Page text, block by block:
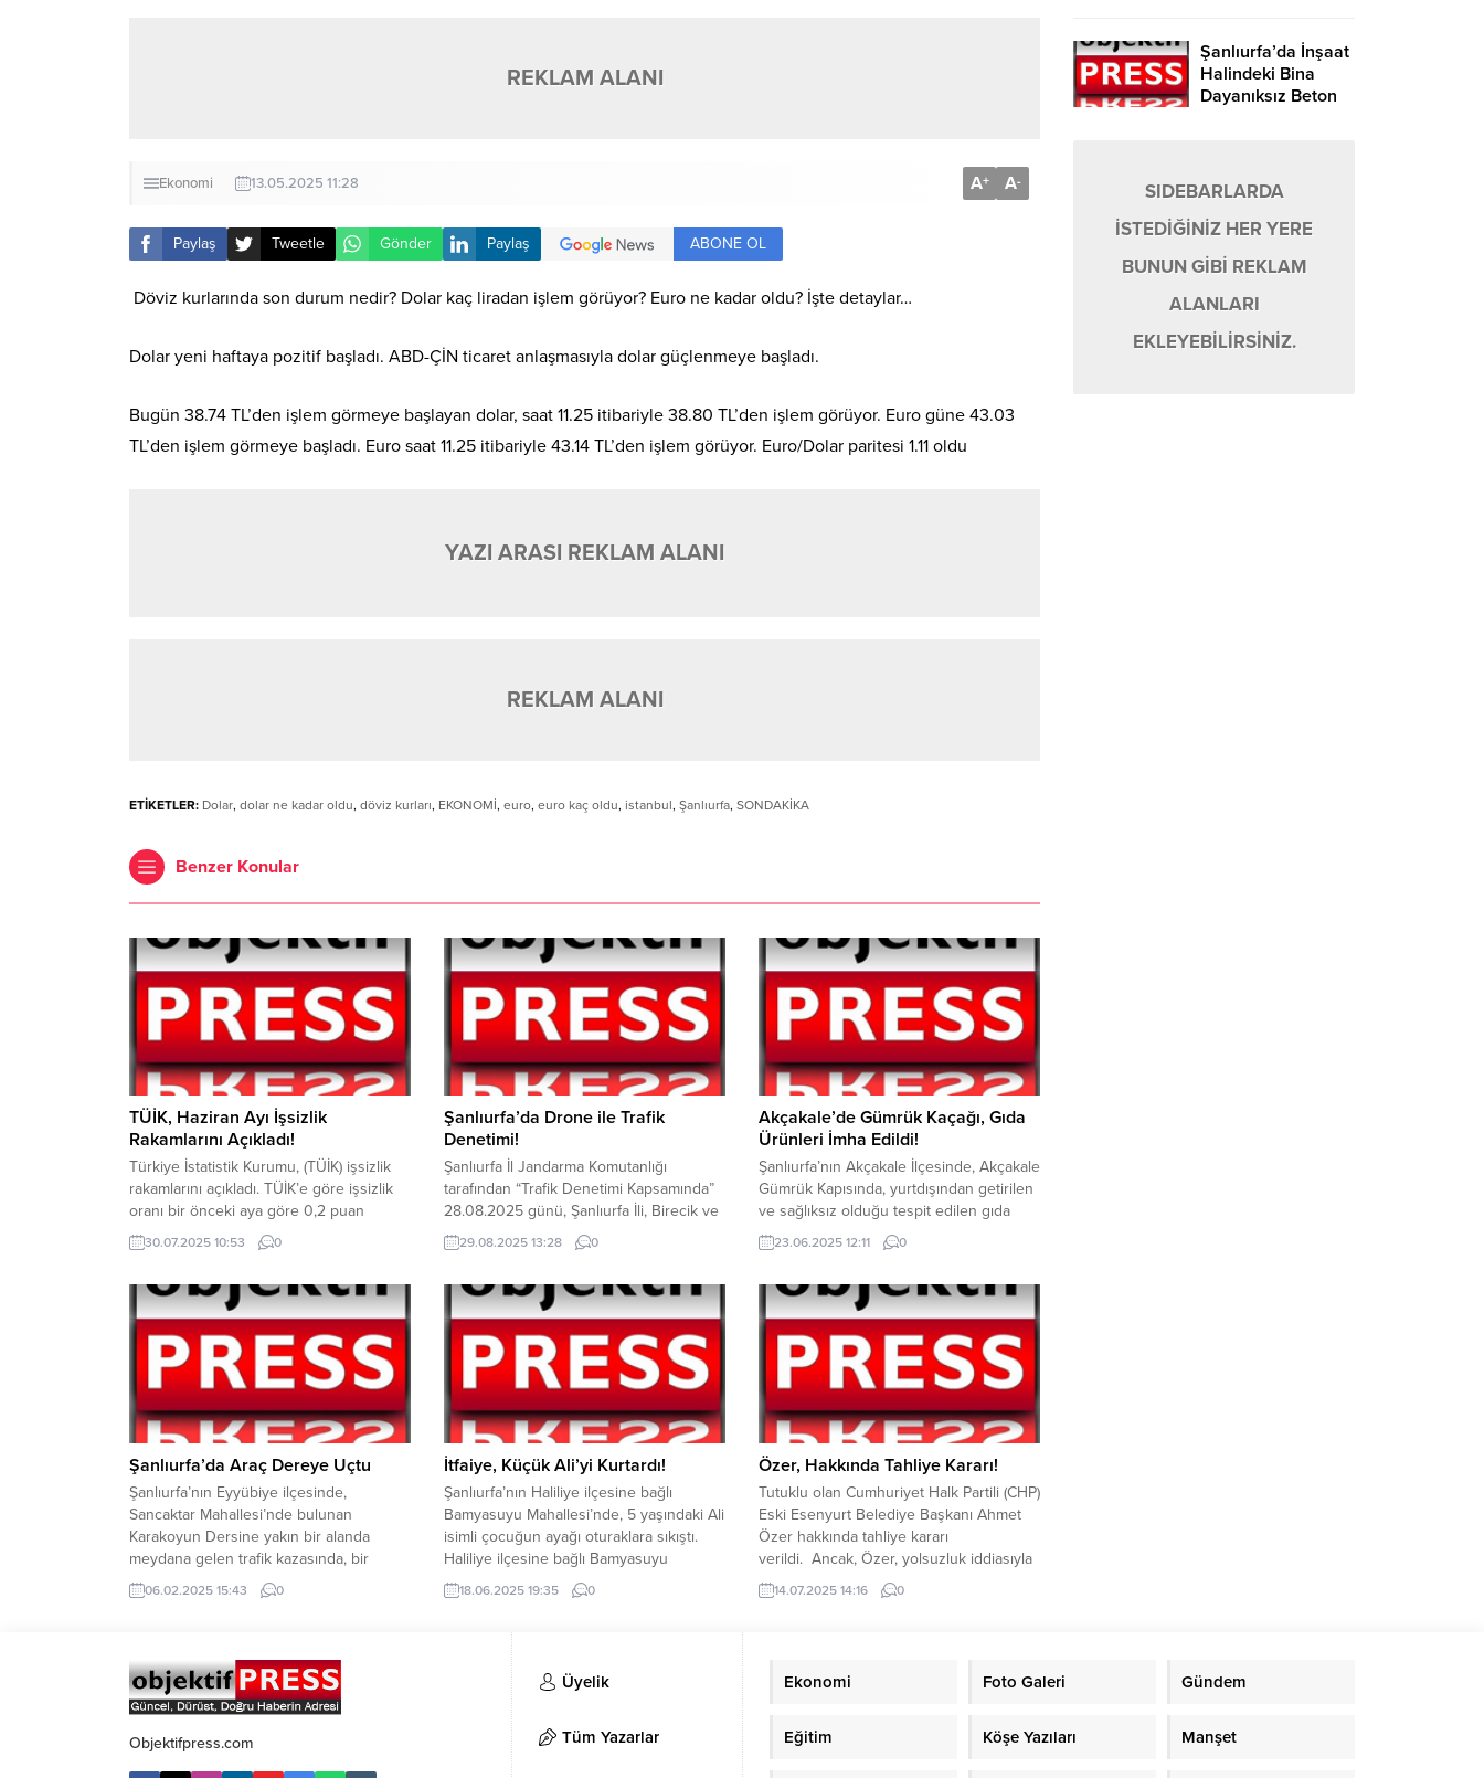
REKLAM ALANI
Ekonomi 13.05.2025 11:28 A+ A-
Paylaş Tweetle Gönder Paylaş ABONE OL
Döviz kurlarında son durum nedir? Dolar kaç liradan işlem görüyor? Euro ne kadar oldu? İşte detaylar…
Dolar yeni haftaya pozitif başladı. ABD-ÇİN ticaret anlaşmasıyla dolar güçlenmeye başladı.
Bugün 38.74 TL’den işlem görmeye başlayan dolar, saat 11.25 itibariyle 38.80 TL’den işlem görüyor. Euro güne 43.03
TL’den işlem görmeye başladı. Euro saat 11.25 itibariyle 43.14 TL’den işlem görüyor. Euro/Dolar paritesi 1.11 oldu
YAZI ARASI REKLAM ALANI
REKLAM ALANI
ETİKETLER: Dolar, dolar ne kadar oldu, döviz kurları, EKONOMİ, euro, euro kaç oldu, istanbul, Şanlıurfa, SONDAKİKA
Benzer Konular
TÜİK, Haziran Ayı İşsizlik
Rakamlarını Açıkladı!
Türkiye İstatistik Kurumu, (TÜİK) işsizlik
rakamlarını açıkladı. TÜİK’e göre işsizlik
oranı bir önceki aya göre 0,2 puan
artarak yüzde 8.6 seviyesine yükseldi.
TÜİK’e göre işsiz sayısı 52 bin kişi artarak
istihdam oranı yüzde 7.1 iken kadınlarda
ise bu oran yüzde 11.4 oldu
30.07.2025 10:53 0
Şanlıurfa’da Drone ile Trafik
Denetimi!
Şanlıurfa İl Jandarma Komutanlığı
tarafından “Trafik Denetimi Kapsamında”
28.08.2025 günü, Şanlıurfa İli, Birecik ve
Harran İlçelerinde, Trafik Şube
Müdürlüğü ekiplerince, drone ile
denetleme yapıldı. Yapılan denetleme
sonucunda; 142 Araç Sorgulandı, 9 Araca
İdare Para Cezası Uygulandı, 2 Araç ve 1
Sürücü Trafikten Men edildi. Şanlıurfa...
29.08.2025 13:28 0
Akçakale’de Gümrük Kaçağı, Gıda
Ürünleri İmha Edildi!
Şanlıurfa’nın Akçakale İlçesinde, Akçakale
Gümrük Kapısında, yurtdışından getirilen
ve sağlıksız olduğu tespit edilen gıda
maddeleri Akçakale Belediyesi zabıta
ekipleriyle birlikte imha edildi. Akçakale
Muhafaza ekipleri, yurt dışından kaçak
yollarla getirilen ve sağlıksız olduğu
tespit edilen gıda maddelerini imha etti.
Akçakale Belediyesi’nin, sosyal medya
hesabından yapılan...
23.06.2025 12:11 0
Şanlıurfa’da Araç Dereye Uçtu
Şanlıurfa’nın Eyyübiye ilçesinde,
Sancaktar Mahallesi’nde bulunan
Karakoyun Dersine yakın bir alanda
meydana gelen trafik kazasında, bir
vatandaş ve bir çocuk araçta sıkışarak
yaralandı. Olay yerine hızlı bir şekilde
ekiplerine teslim etti.Kaza sonrası
bölgeye gelen sağlık ekipleri, yaralıları ilk
müdahalelerini yaparak hastaneye...
06.02.2025 15:43 0
İtfaiye, Küçük Ali’yi Kurtardı!
Şanlıurfa’nın Haliliye ilçesine bağlı
Bamyasuyu Mahallesi’nde, 5 yaşındaki Ali
isimli çocuğun ayağı oturaklara sıkıştı.
Haliliye ilçesine bağlı Bamyasuyu
Mahallesi’nde oyun oynayan 5 yaşındaki
çocuğun ayağı oturaklara sıkıştı.
ekipleri olay yerine sevk edildi. İtfaiye
ekiplerinin uzun uğraşları sonucu minik
çocuk kurtarıldı. YAZI ARASI REKLAM
18.06.2025 19:35 0
Özer, Hakkında Tahliye Kararı!
Tutuklu olan Cumhuriyet Halk Partili (CHP)
Eski Esenyurt Belediye Başkanı Ahmet
Özer hakkında tahliye kararı
verildi. Ancak, Özer, yolsuzluk iddiasıyla
başlatılan soruşturmadaki tutuklama
kararı nedeniyle cezaevinde tutuklu
tahliyesine karar verildi. Özer, yolsuzluk
14.07.2025 14:16 0
Şanlıurfa’da İnşaat
Halindeki Bina
Dayanıksız Beton
SIDEBARLARDA
İSTEDİĞİNİZ HER YERE
BUNUN GİBİ REKLAM
ALANLARI
EKLEYEBİLİRSİNİZ.
Objektifpress.com
Üyelik
Tüm Yazarlar
Ekonomi Foto Galeri Gündem
Eğitim Köşe Yazıları Manşet